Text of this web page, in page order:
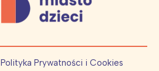
Polityka Prywatności i Cookies